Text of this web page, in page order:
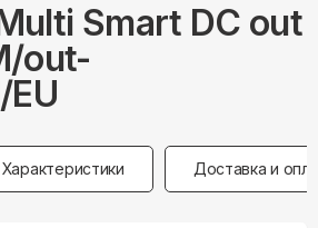
Smart DC out
out-
EU
Характеристики Доставка и